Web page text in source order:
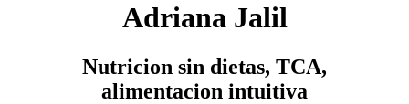
Adriana Jalil
Nutricion sin dietas, TCA,
alimentacion intuitiva